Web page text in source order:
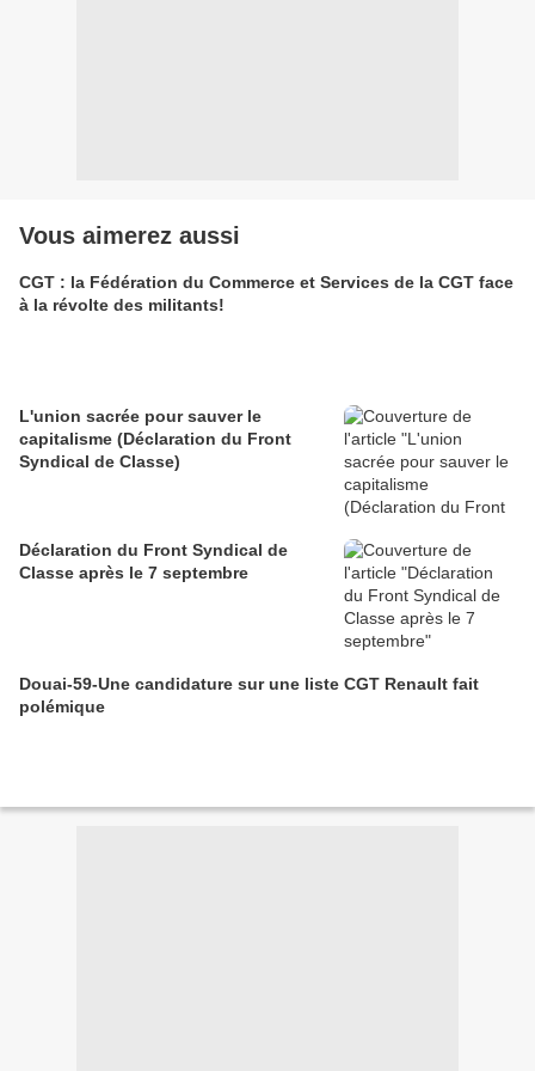
Vous aimerez aussi
CGT : la Fédération du Commerce et Services de la CGT face
à la révolte des militants!
L'union sacrée pour sauver le
capitalisme (Déclaration du Front
Syndical de Classe)
Déclaration du Front Syndical de
Classe après le 7 septembre
Douai-59-Une candidature sur une liste CGT Renault fait
polémique